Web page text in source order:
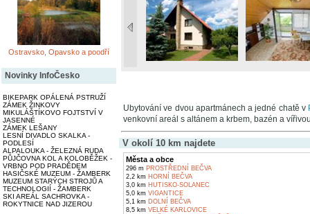
Ostravsko, Opavsko a poodří
Novinky InfoČesko
BIKEPARK OPÁLENÁ PSTRUŽÍ
ZÁMEK ŽINKOVY
MIKULÁŠTÍKOVO FOJTSTVÍ V
JASENNÉ
ZÁMEK LEŠANY
LESNÍ DIVADLO SKALKA -
PODLESÍ
ALPALOUKA - ŽELEZNÁ RUDA
PŮJČOVNA KOL A KOLOBĚŽEK -
VRBNO POD PRADĚDEM
HASIČSKÉ MUZEUM - ŽAMBERK
MUZEUM STARÝCH STROJŮ A
TECHNOLOGIÍ - ŽAMBERK
SKI AREÁL SACHROVKA -
ROKYTNICE NAD JIZEROU
Ubytování ve dvou apartmánech a jedné chatě v
venkovní areál s altánem a krbem, bazén a
V okolí 10 km najdete
Města a obce
296 m PROSTŘEDNÍ BEČVA
2,2 km HORNÍ BEČVA
3,0 km HUTISKO-SOLANEC
5,0 km VIGANTICE
5,1 km DOLNÍ BEČVA
8,5 km VELKÉ KARLOVICE